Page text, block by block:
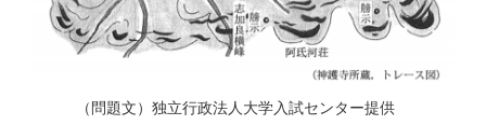
（問題文）独立行政法人大学入試センター提供